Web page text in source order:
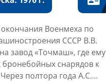
Военмеха по
СССР В.В.
завод «Точмаш», где ему
снарядов к
полтора года А.С.